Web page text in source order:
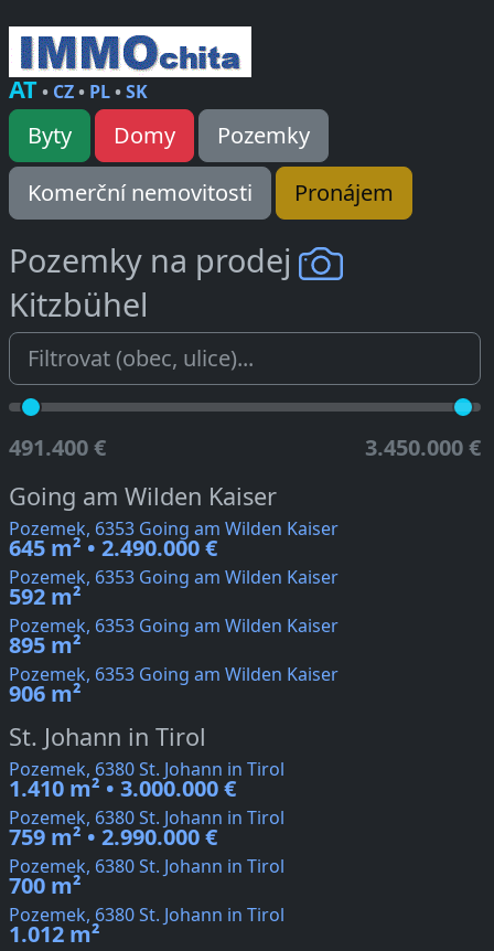
AT• CZ• PL•SK
Byty Domy
Pozemky
Komerční nemovitosti
Pronájem
Pozemky na prodej
Kitzbühel
491.400 € 3.450.000 €
Going am Wilden Kaiser
Pozemek, 6353 Going am Wilden Kaiser
645 m² • 2.490.000 €
Pozemek, 6353 Going am Wilden Kaiser
592 m²
Pozemek, 6353 Going am Wilden Kaiser
895 m²
Pozemek, 6353 Going am Wilden Kaiser
906 m²
St. Johann in Tirol
Pozemek, 6380 St. Johann in Tirol
1.410 m² • 3.000.000 €
Pozemek, 6380 St. Johann in Tirol
759 m² • 2.990.000 €
Pozemek, 6380 St. Johann in Tirol
700 m²
Pozemek, 6380 St. Johann in Tirol
1.012 m²